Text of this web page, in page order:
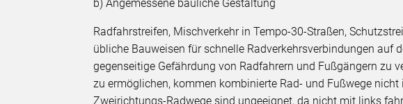
b) Angemessene bauliche Gestaltung
Radfahrstreifen, Mischverkehr in Tempo-30-Straßen,
übliche Bauweisen für schnelle Radverkehrsverbindungen auf
gegenseitige Gefährdung von Radfahrern und Fußgängern zu
zu ermöglichen, kommen kombinierte Rad- und Fußwege
Zweirichtungs-Radwege sind ungeeignet, da nicht mit links